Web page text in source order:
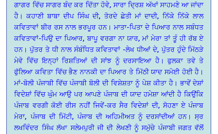
ਗਾਗਰ ਵਿੱਚ ਸਾਗਰ ਬੰਦ ਕਰ ਦਿੱਤਾ ਹੋਵੇ, ਸਾਰਾ ਦ੍ਰਿਸ਼ ਅੱਖਾਂ ਸਾਹਮਣੇ ਆ ਜਾਂਦਾ
ਹੈ। ਕਹਾਣੀ ਬਾਬਾ ਦੀਪ ਸਿੰਘ ਦੀ, ਤੋਰਦੇ ਛੇਤੀ ਮਾਂ ਦਾਦੀ, ਨਿੱਕੇ ਨਿੱਕੇ ਲਾਲ
ਕਵਿਤਾਵਾਂ ਬੀਰ ਰਸ ਨਾਲ ਭਰਪੂਰ ਹਨ। ਮਾਤਾ-ਪਿਤਾ ਦੇ ਪਿਆਰ ਨਾਲ ਸਬੰਧਤ
ਕਵਿਤਾਵਾਂ-ਪਿਉ ਦਾ ਪਿਆਰ, ਬਾਪੂ ਵਰਗਾ ਨਾ ਯਾਰ, ਮਾਂ ਮੇਰਾ ਤਾਂ ਤੂੰ ਹੀ ਰੱਬ ਏ
ਹਨ। ਪੁੱਤਰ ਤੇ ਧੀ ਨਾਲ ਸੰਬੰਧਿਤ ਕਵਿਤਾਵਾਂ -ਲੇਖ ਧੀਆਂ ਦੇ, ਪੁੱਤਰ ਹੁੰਦੇ ਮਿੱਠੜੇ
ਮੇਵੇ ਵਿੱਚ ਇਨ੍ਹਾਂ ਰਿਸ਼ਤਿਆਂ ਦੀ ਸਾਂਝ ਨੂੰ ਦਰਸਾਇਆ ਹੈ। ਫੁਲਕਾ ਤਵੇ ਤੇ
ਫੁੱਲਿਆ ਕਵਿਤਾ ਵਿੱਚ ਭੈਣ ਨਾਨਕੀ ਦਾ ਪਿਆਰ ਤੇ ਮਿੱਠੀ ਯਾਦ ਸਮੋਈ ਹੋਈ ਹੈ।
ਮਾਂ-ਬੋਲੀ ਪੰਜਾਬੀ ਵਿੱਚ ਪੰਜਾਬੀ ਬੋਲੀ ਦੀ ਵਿਸ਼ੇਸ਼ਤਾ ਨੂੰ ਪੇਸ਼ ਕੀਤਾ ਹੈ। ਭਾਵੇਂ ਦੇਸ਼ਾਂ
ਵਿਦੇਸ਼ਾਂ ਵਿੱਚ ਘੁੰਮ ਆਉ ਪਰ ਆਪਣੇ ਪੰਜਾਬ ਦੀ ਯਾਦ ਹਮੇਸ਼ਾ ਆਂਦੀ ਹੈ ਕਿਉਂਕਿ
ਪੰਜਾਬ ਵਰਗੀ ਕੋਈ ਰੀਸ ਨਹੀਂ ਜਿਵੇਂ-ਕਰ ਸੈਰ ਵਿਦੇਸ਼ਾਂ ਦੀ, ਸੋਹਣਾ ਏ ਪੰਜਾਬ
ਮੇਰਾ, ਪੰਜਾਬ ਦੀ ਮਿੱਟੀ, ਪੰਜਾਬ ਦੀ ਅਹਿਮੀਅਤ ਨੂੰ ਦਰਸਾਂਦੀਆਂ ਹਨ। ਸ੍ਰ
ਲਖਵਿੰਦਰ ਸਿੰਘ ਲੱਖਾ ਸਲੇਮਪੁਰੀ ਜੀ ਦੀ ਲੇਖਣੀ ਨੂੰ ਸਮੁੱਚੇ ਪੰਜਾਬੀ ਜਗਤ ਵੱਲੋਂ